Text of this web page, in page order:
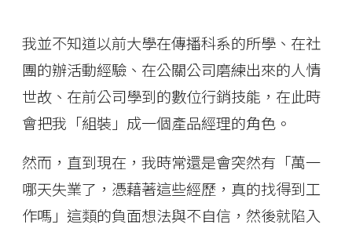
我並不知道以前大學在傳播科系的所學、在社
團的辦活動經驗、在公關公司磨練出來的人情
世故、在前公司學到的數位行銷技能，在此時
會把我「組裝」成一個產品經理的角色。
然而，直到現在，我時常還是會突然有「萬一
哪天失業了，憑藉著這些經歷，真的找得到工
作嗎」這類的負面想法與不自信，然後就陷入